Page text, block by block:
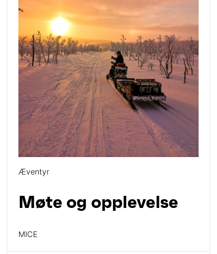
Æventyr
Møte og opplevelse
MICE